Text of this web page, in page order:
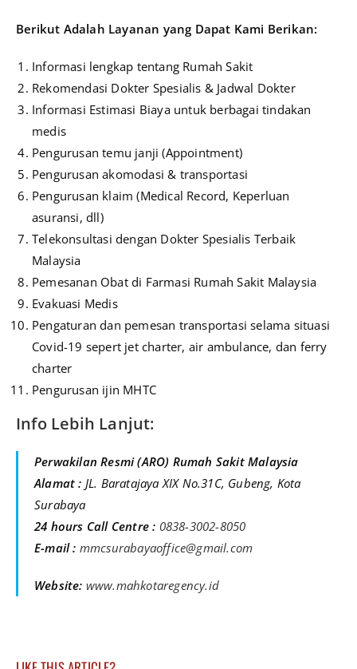
Berikut Adalah Layanan yang Dapat Kami Berikan:
Informasi lengkap tentang Rumah Sakit
Rekomendasi Dokter Spesialis & Jadwal Dokter
Informasi Estimasi Biaya untuk berbagai tindakan
medis
Pengurusan temu janji (Appointment)
Pengurusan akomodasi & transportasi
Pengurusan klaim (Medical Record, Keperluan
asuransi, dll)
Telekonsultasi dengan Dokter Spesialis Terbaik
Malaysia
Pemesanan Obat di Farmasi Rumah Sakit Malaysia
Evakuasi Medis
Pengaturan dan pemesan transportasi selama situasi
Covid-19 sepert jet charter, air ambulance, dan ferry
charter
Pengurusan ijin MHTC
Info Lebih Lanjut:
Perwakilan Resmi (ARO) Rumah Sakit Malaysia
Alamat : JL. Baratajaya XIX No.31C, Gubeng, Kota
Surabaya
24 hours Call Centre : 0838-3002-8050
E-mail : mmcsurabayaoffice@gmail.com
Website: www.mahkotaregency.id